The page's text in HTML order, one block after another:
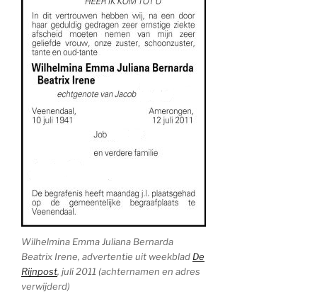
Wilhelmina Emma Juliana Bernarda
Beatrix Irene, advertentie uit weekblad De
Rijnpost, juli 2011 (achternamen en adres
verwijderd)